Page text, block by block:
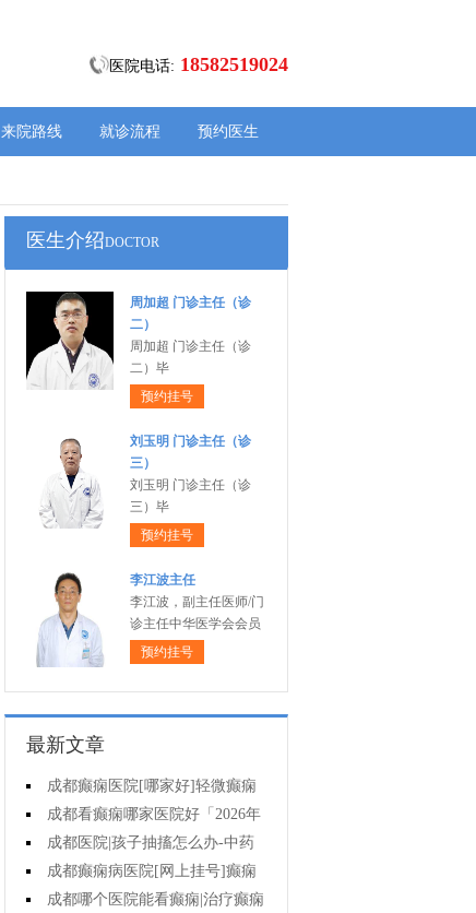
医院电话: 18582519024
来院路线 就诊流程 预约医生
医生介绍DOCTOR
周加超 门诊主任（诊
二）
周加超 门诊主任（诊
二）毕
预约挂号
刘玉明 门诊主任（诊
三）
刘玉明 门诊主任（诊
三）毕
预约挂号
李江波主任
李江波，副主任医师/门
诊主任中华医学会会员
预约挂号
最新文章
成都癫痫医院[哪家好]轻微癫痫
可以不治疗吗?
成都看癫痫哪家医院好「2026年
度公布」癫痫发作时要做什么?
成都医院|孩子抽搐怎么办-中药
能治疗癫痫吗?
成都癫痫病医院[网上挂号]癫痫
护理的要点是什么?
成都哪个医院能看癫痫|治疗癫痫